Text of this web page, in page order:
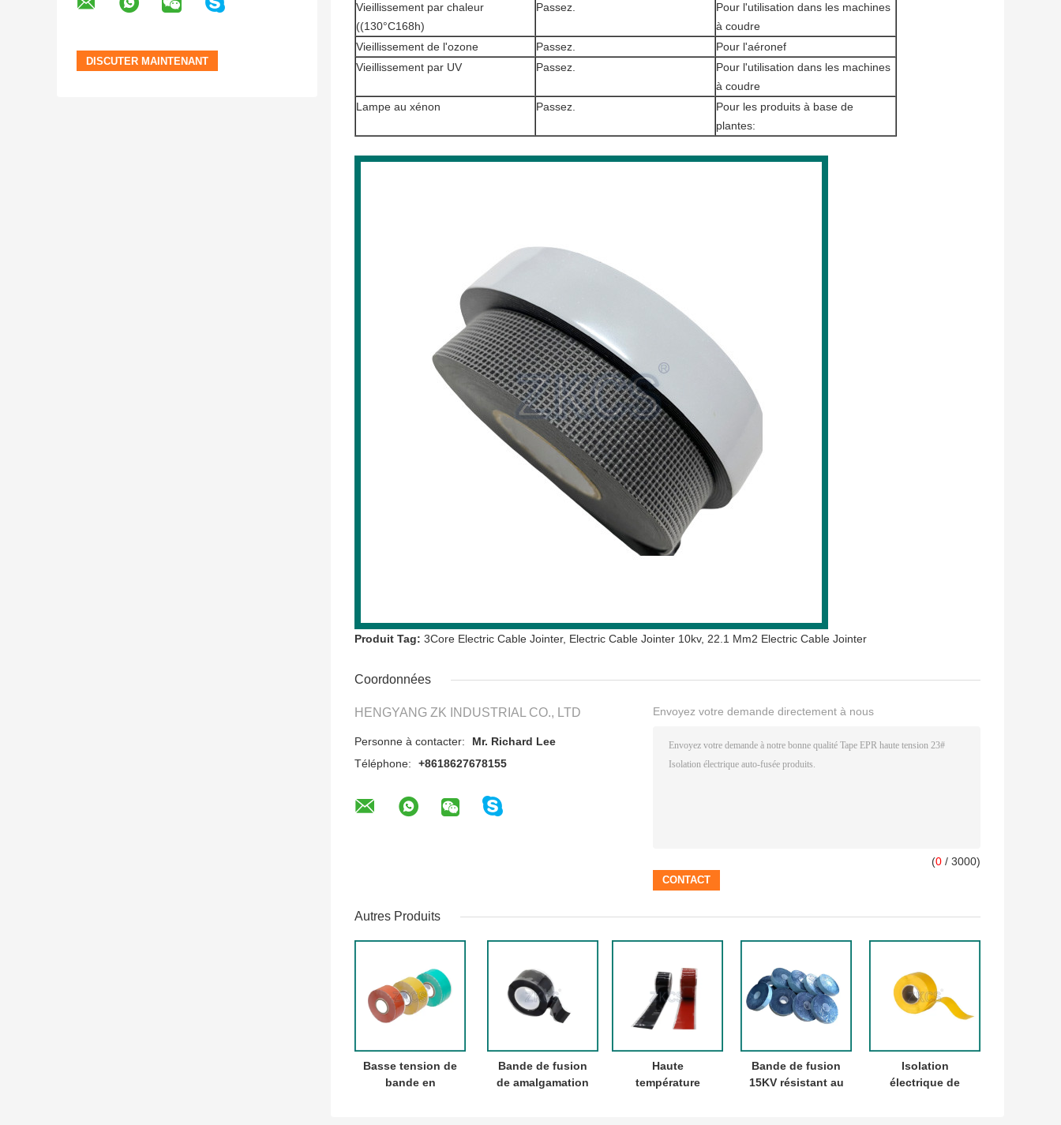
Vieillissement par chaleur
((130°C168h)
Passez.
Pour l'utilisation dans les machines
à coudre
Vieillissement de l'ozone
Passez.
Pour l'aéronef
Vieillissement par UV
Passez.
Pour l'utilisation dans les machines
à coudre
Lampe au xénon
Passez.
Pour les produits à base de
plantes:
Produit Tag: 3Core Electric Cable Jointer, Electric Cable Jointer 10kv, 22.1 Mm2 Electric Cable Jointer
Coordonnées
HENGYANG ZK INDUSTRIAL CO., LTD
Personne à contacter:
Mr. Richard Lee
Téléphone:
+8618627678155
Envoyez votre demande directement à nous
(0 / 3000)
Autres Produits
Basse tension de
bande en
Bande de fusion
de amalgamation
Haute
température
Bande de fusion
15KV résistant au
Isolation
électrique de